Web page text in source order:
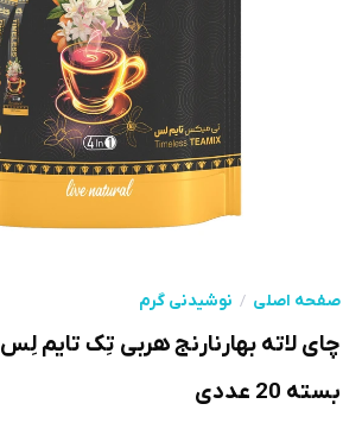
صفحه اصلی نوشیدنی گرم
بسته 20 عددی